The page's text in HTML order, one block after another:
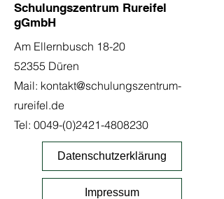
Schulungszentrum Rureifel
gGmbH
Am Ellernbusch 18-20
52355 Düren
Mail: kontakt@schulungszentrum-
rureifel.de
Tel: 0049-(0)2421-4808230
Datenschutzerklärung
Impressum